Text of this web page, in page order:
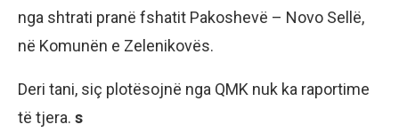
nga shtrati pranë fshatit Pakoshevë – Novo Sellë,
në Komunën e Zelenikovës.
Deri tani, siç plotësojnë nga QMK nuk ka raportime
të tjera. s